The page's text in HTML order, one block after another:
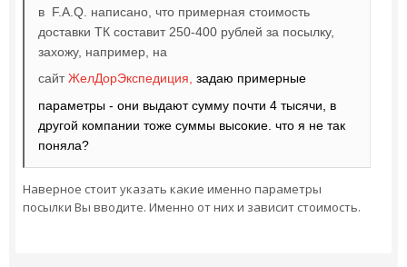
в F.A.Q. написано, что примерная стоимость
доставки ТК составит 250-400 рублей за посылку,
захожу, например, на
сайтЖелДорЭкспедиция, задаю примерные
параметры - они выдают сумму почти 4 тысячи, в
другой компании тоже суммы высокие. что я не так
поняла?
Наверное стоит указать какие именно параметры
посылки Вы вводите. Именно от них и зависит стоимость.